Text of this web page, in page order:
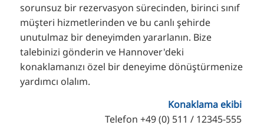
sorunsuz bir rezervasyon sürecinden, birinci sınıf
müşteri hizmetlerinden ve bu canlı şehirde
unutulmaz bir deneyimden yararlanın. Bize
talebinizi gönderin ve Hannover'deki
konaklamanızı özel bir deneyime dönüştürmenize
yardımcı olalım.
Konaklama ekibi
Telefon +49 (0) 511 / 12345-555